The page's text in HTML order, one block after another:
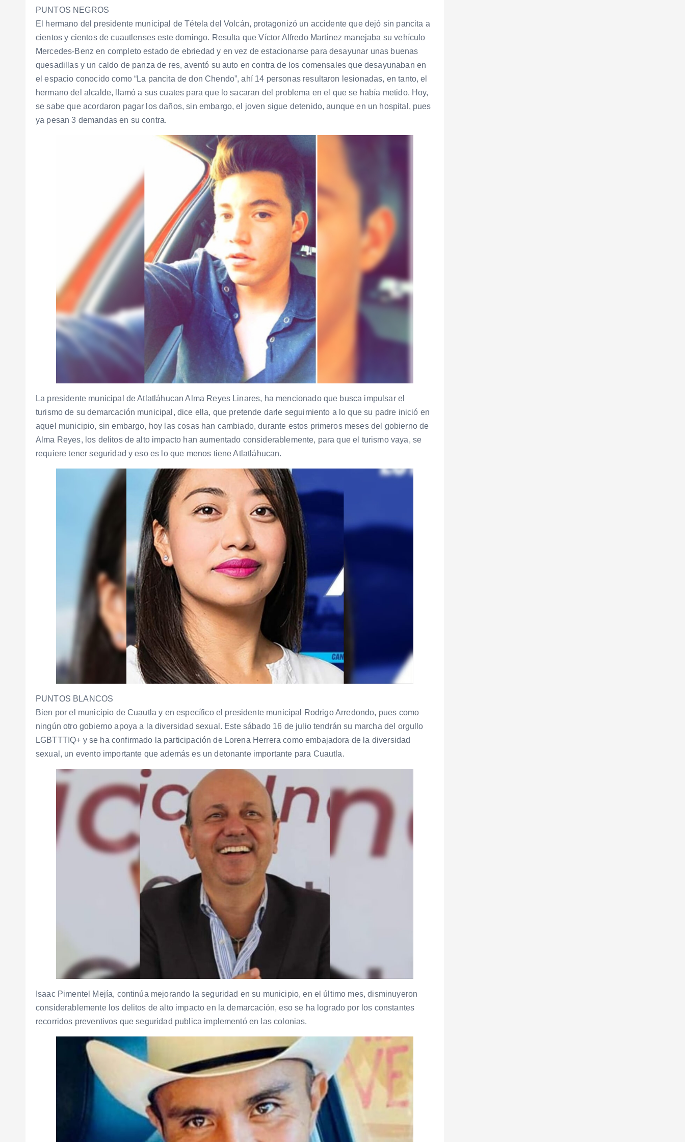
PUNTOS NEGROS
El hermano del presidente municipal de Tétela del Volcán, protagonizó un accidente que dejó sin pancita a
cientos y cientos de cuautlenses este domingo. Resulta que Víctor Alfredo Martínez manejaba su vehículo
Mercedes-Benz en completo estado de ebriedad y en vez de estacionarse para desayunar unas buenas
quesadillas y un caldo de panza de res, aventó su auto en contra de los comensales que desayunaban en
el espacio conocido como “La pancita de don Chendo”, ahí 14 personas resultaron lesionadas, en tanto, el
hermano del alcalde, llamó a sus cuates para que lo sacaran del problema en el que se había metido. Hoy,
se sabe que acordaron pagar los daños, sin embargo, el joven sigue detenido, aunque en un hospital, pues
ya pesan 3 demandas en su contra.
La presidente municipal de Atlatláhucan Alma Reyes Linares, ha mencionado que busca impulsar el
turismo de su demarcación municipal, dice ella, que pretende darle seguimiento a lo que su padre inició en
aquel municipio, sin embargo, hoy las cosas han cambiado, durante estos primeros meses del gobierno de
Alma Reyes, los delitos de alto impacto han aumentado considerablemente, para que el turismo vaya, se
requiere tener seguridad y eso es lo que menos tiene Atlatláhucan.
PUNTOS BLANCOS
Bien por el municipio de Cuautla y en específico el presidente municipal Rodrigo Arredondo, pues como
ningún otro gobierno apoya a la diversidad sexual. Este sábado 16 de julio tendrán su marcha del orgullo
LGBTTTIQ+ y se ha confirmado la participación de Lorena Herrera como embajadora de la diversidad
sexual, un evento importante que además es un detonante importante para Cuautla.
Isaac Pimentel Mejía, continúa mejorando la seguridad en su municipio, en el último mes, disminuyeron
considerablemente los delitos de alto impacto en la demarcación, eso se ha logrado por los constantes
recorridos preventivos que seguridad publica implementó en las colonias.